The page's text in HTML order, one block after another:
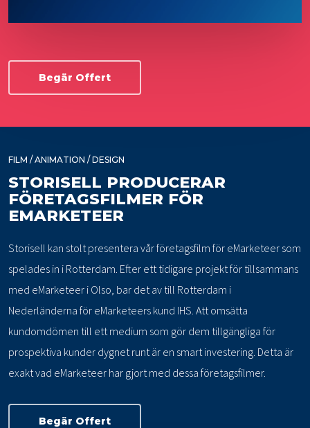
Begär Offert
FILM / ANIMATION / DESIGN
STORISELL PRODUCERAR
FÖRETAGSFILMER FÖR
EMARKETEER
Storisell kan stolt presentera vår företagsfilm för eMarketeer som
spelades in i Rotterdam. Efter ett tidigare projekt för tillsammans
med eMarketeer i Olso, bar det av till Rotterdam i
Nederländerna för eMarketeers kund IHS. Att omsätta
kundomdömen till ett medium som gör dem tillgängliga för
prospektiva kunder dygnet runt är en smart investering. Detta är
exakt vad eMarketeer har gjort med dessa företagsfilmer.
Begär Offert